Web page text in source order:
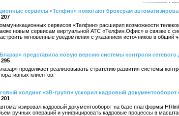
сервисы «Телфин» помогают брокерам
207
сервисов «Телфин» расширил возможности
новым сервисам виртуальной АТС «Телфин.Офис» в связке с
мгновенные уведомления с указанием источников в общий
представила новую версию системы контроля сетевого
295
продолжает реализовывать стратегию развития системы
клиентов.
холдинг «эВ-групп» ускорил кадровый
201
кадровый документооборот на базе платформы
ручных операций и унифицировать кадровые процессы в